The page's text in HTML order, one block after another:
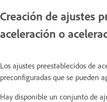
Creación de ajustes
aceleración o
Los ajustes preestablecidos de
preconfiguradas que se pueden
Hay disponible un conjunto de